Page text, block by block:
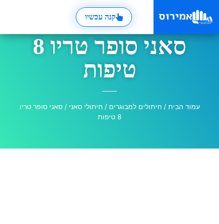
קנה עכשיו
סאני סופר טריו 8
טיפות
עמוד הבית / חיתולים למבוגרים / חיתולי סאני / סאני סופר טריו
8 טיפות